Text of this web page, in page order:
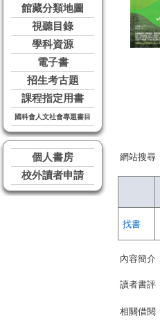
館藏分類地圖
視聽目錄
學科資源
電子書
招生考古題
課程指定用書
國科會人文社會專題書目
個人書房
校外讀者申請
網站搜尋
找書
內容簡介
讀者書評
相關借閱